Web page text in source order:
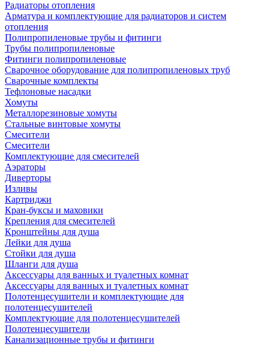
Радиаторы отопления
Арматура и комплектующие для радиаторов и систем
отопления
Полипропиленовые трубы и фитинги
Трубы полипропиленовые
Фитинги полипропиленовые
Сварочное оборудование для полипропиленовых труб
Сварочные комплекты
Тефлоновые насадки
Хомуты
Металлорезиновые хомуты
Стальные винтовые хомуты
Смесители
Смесители
Комплектующие для смесителей
Аэраторы
Диверторы
Изливы
Картриджи
Кран-буксы и маховики
Крепления для смесителей
Кронштейны для душа
Лейки для душа
Стойки для душа
Шланги для душа
Аксессуары для ванных и туалетных комнат
Аксессуары для ванных и туалетных комнат
Полотенцесушители и комплектующие для
полотенцесушителей
Комплектующие для полотенцесушителей
Полотенцесушители
Канализационные трубы и фитинги